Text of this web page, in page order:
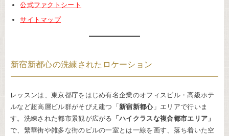
公式ファクトシート
サイトマップ
新宿新都心の洗練されたロケーション
レッスンは、東京都庁をはじめ有名企業のオフィスビル・高級ホテ
ルなど超高層ビル群がそびえ建つ「新宿新都心」エリアで行いま
す。洗練された都市景観が広がる 「ハイクラスな複合都市エリア」
で、繁華街や雑多な街のビルの一室とは一線を画す、落ち着いた空